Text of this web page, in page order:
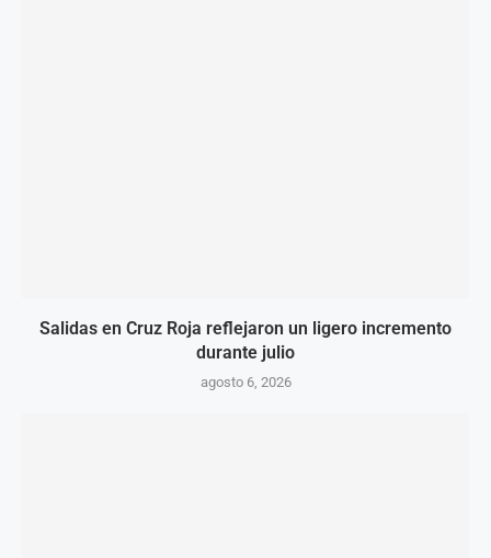
Salidas en Cruz Roja reflejaron un ligero incremento
durante julio
agosto 6, 2026